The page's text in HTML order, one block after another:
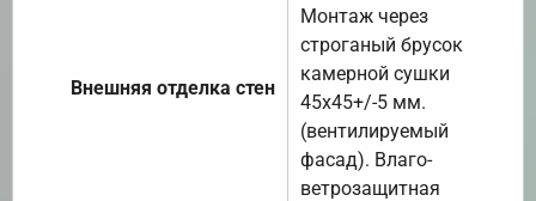
Внешняя отделка стен
Монтаж через
строганый брусок
камерной сушки
45х45+/-5 мм.
(вентилируемый
фасад). Влаго-
ветрозащитная